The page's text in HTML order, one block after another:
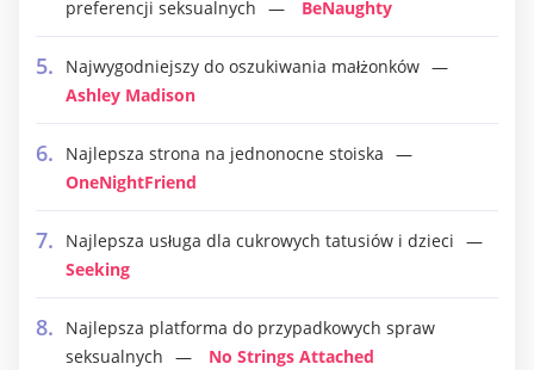
preferencji seksualnych
BeNaughty
Najwygodniejszy do oszukiwania małżonków
Ashley Madison
Najlepsza strona na jednonocne stoiska
OneNightFriend
Najlepsza usługa dla cukrowych tatusiów i dzieci
Seeking
Najlepsza platforma do przypadkowych spraw
seksualnych
No Strings Attached